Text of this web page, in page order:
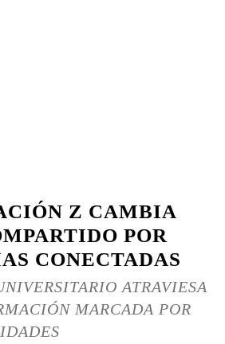
Z CAMBIA
POR
CONECTADAS
ATRAVIESA
MARCADA POR